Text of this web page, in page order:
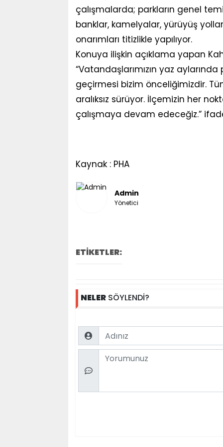
çalışmalarda; parkların genel
banklar, kamelyalar, yürüyüş
onarımları titizlikle yapılıyor.
Konuya ilişkin açıklama yapan
“Vatandaşlarımızın yaz
geçirmesi bizim önceliğimizdir.
aralıksız sürüyor. İlçemizin her
çalışmaya devam edeceğiz.”
Kaynak : PHA
Admin
Yönetici
ETİKETLER:
NELERSÖYLENDİ?
Name
Comment